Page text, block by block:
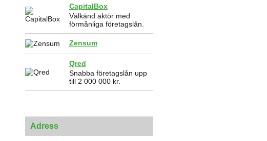
CapitalBox
Välkänd aktör med
förmånliga företagslån.
Zensum
Qred
Snabba företagslån upp
till 2 000 000 kr.
Adress